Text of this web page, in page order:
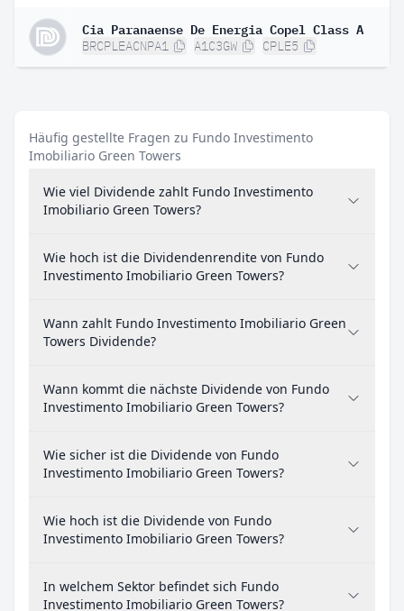
Cia Paranaense De Energia Copel Class A
BRCPLEACNPA1 A1C3GW CPLE5
Häufig gestellte Fragen zu Fundo Investimento
Imobiliario Green Towers
Wie viel Dividende zahlt Fundo Investimento
Imobiliario Green Towers?
Wie hoch ist die Dividendenrendite von Fundo
Investimento Imobiliario Green Towers?
Wann zahlt Fundo Investimento Imobiliario Green
Towers Dividende?
Wann kommt die nächste Dividende von Fundo
Investimento Imobiliario Green Towers?
Wie sicher ist die Dividende von Fundo
Investimento Imobiliario Green Towers?
Wie hoch ist die Dividende von Fundo
Investimento Imobiliario Green Towers?
In welchem Sektor befindet sich Fundo
Investimento Imobiliario Green Towers?